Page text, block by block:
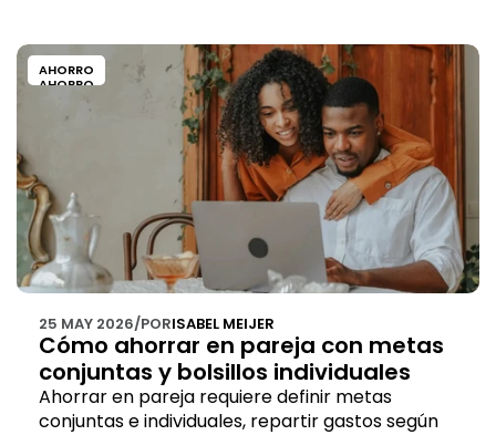
AHORRO
AHORRO
25 MAY 2026/PORISABEL MEIJER
Cómo ahorrar en pareja con metas
conjuntas y bolsillos individuales
Ahorrar en pareja requiere definir metas
conjuntas e individuales, repartir gastos según